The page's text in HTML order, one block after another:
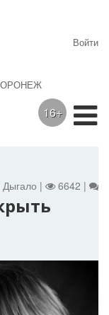
Войти
16+
Дыгало | 6642 |